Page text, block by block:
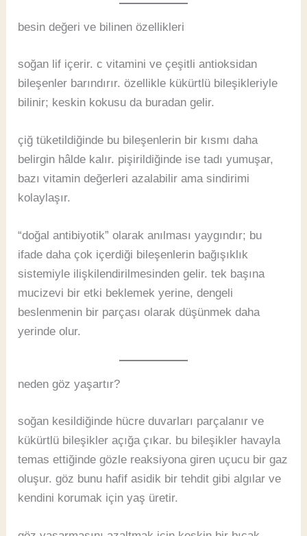
besin değeri ve bilinen özellikleri
soğan lif içerir. c vitamini ve çeşitli antioksidan
bileşenler barındırır. özellikle kükürtlü bileşikleriyle
bilinir; keskin kokusu da buradan gelir.
çiğ tüketildiğinde bu bileşenlerin bir kısmı daha
belirgin hâlde kalır. pişirildiğinde ise tadı yumuşar,
bazı vitamin değerleri azalabilir ama sindirimi
kolaylaşır.
“doğal antibiyotik” olarak anılması yaygındır; bu
ifade daha çok içerdiği bileşenlerin bağışıklık
sistemiyle ilişkilendirilmesinden gelir. tek başına
mucizevi bir etki beklemek yerine, dengeli
beslenmenin bir parçası olarak düşünmek daha
yerinde olur.
neden göz yaşartır?
soğan kesildiğinde hücre duvarları parçalanır ve
kükürtlü bileşikler açığa çıkar. bu bileşikler havayla
temas ettiğinde gözle reaksiyona giren uçucu bir gaz
oluşur. göz bunu hafif asidik bir tehdit gibi algılar ve
kendini korumak için yaş üretir.